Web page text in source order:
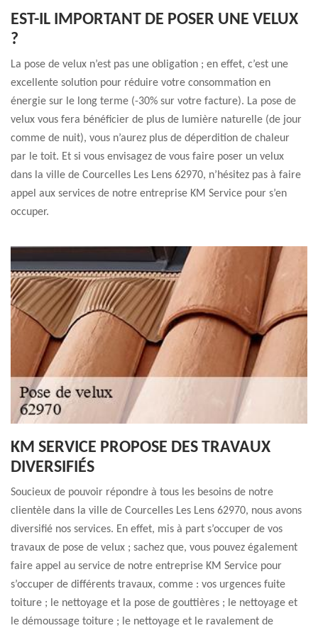
EST-IL IMPORTANT DE POSER UNE VELUX
?
La pose de velux n’est pas une obligation ; en effet, c’est une
excellente solution pour réduire votre consommation en
énergie sur le long terme (-30% sur votre facture). La pose de
velux vous fera bénéficier de plus de lumière naturelle (de jour
comme de nuit), vous n’aurez plus de déperdition de chaleur
par le toit. Et si vous envisagez de vous faire poser un velux
dans la ville de Courcelles Les Lens 62970, n’hésitez pas à faire
appel aux services de notre entreprise KM Service pour s’en
occuper.
KM SERVICE PROPOSE DES TRAVAUX
DIVERSIFIÉS
Soucieux de pouvoir répondre à tous les besoins de notre
clientèle dans la ville de Courcelles Les Lens 62970, nous avons
diversifié nos services. En effet, mis à part s’occuper de vos
travaux de pose de velux ; sachez que, vous pouvez également
faire appel au service de notre entreprise KM Service pour
s’occuper de différents travaux, comme : vos urgences fuite
toiture ; le nettoyage et la pose de gouttières ; le nettoyage et
le démoussage toiture ; le nettoyage et le ravalement de